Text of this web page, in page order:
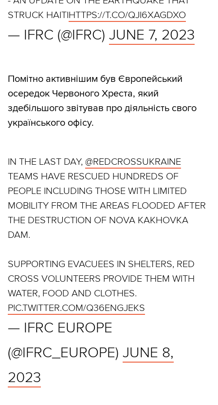
STRUCK HAITIHTTPS://T.CO/QJI6XAGDXO
— IFRC (@IFRC) JUNE 7, 2023
Помітно активнішим був Європейський
осередок Червоного Хреста, який
здебільшого звітував про діяльність свого
українського офісу.
IN THE LAST DAY, @REDCROSSUKRAINE
TEAMS HAVE RESCUED HUNDREDS OF
PEOPLE INCLUDING THOSE WITH LIMITED
MOBILITY FROM THE AREAS FLOODED AFTER
THE DESTRUCTION OF NOVA KAKHOVKA
DAM.
SUPPORTING EVACUEES IN SHELTERS, RED
CROSS VOLUNTEERS PROVIDE THEM WITH
WATER, FOOD AND CLOTHES.
PIC.TWITTER.COM/Q36ENGJEKS
— IFRC EUROPE
(@IFRC_EUROPE) JUNE 8,
2023